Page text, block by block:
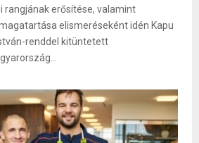
rangjának erősítése, valamint
elismeréseként idén Kapu
renddel kitüntetett